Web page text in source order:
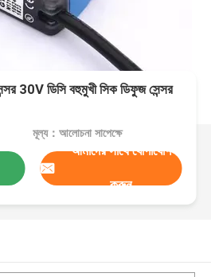
30V ডিসি বহুমুখী সিক ডিফুজ সেন্সর
মূল্য：আলোচনা সাপেক্ষে
আমাদের সাথে যোগাযোগ
করুন